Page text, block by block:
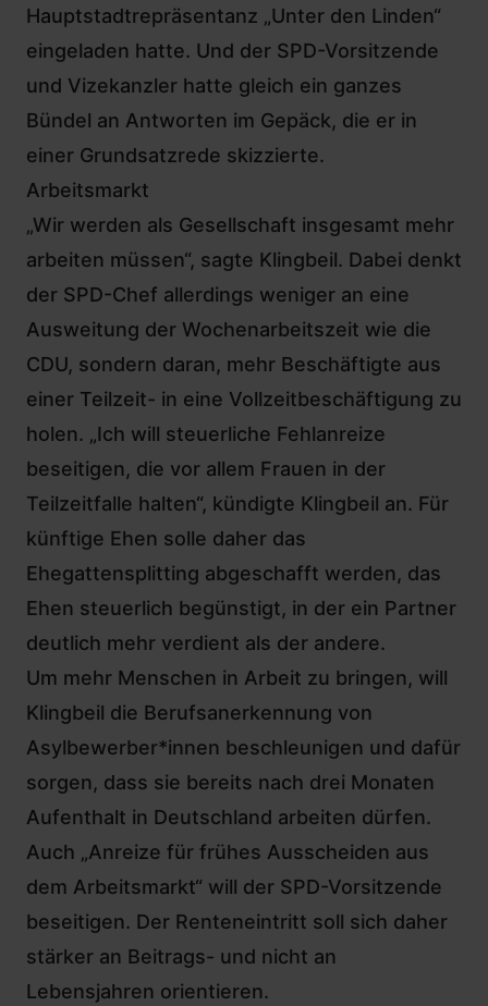
Hauptstadtrepräsentanz „Unter den Linden“
eingeladen hatte. Und der SPD-Vorsitzende
und Vizekanzler hatte gleich ein ganzes
Bündel an Antworten im Gepäck, die er in
einer Grundsatzrede skizzierte.
Arbeitsmarkt
„Wir werden als Gesellschaft insgesamt mehr
arbeiten müssen“, sagte Klingbeil. Dabei denkt
der SPD-Chef allerdings weniger an eine
Ausweitung der Wochenarbeitszeit wie die
CDU, sondern daran, mehr Beschäftigte aus
einer Teilzeit- in eine Vollzeitbeschäftigung zu
holen. „Ich will steuerliche Fehlanreize
beseitigen, die vor allem Frauen in der
Teilzeitfalle halten“, kündigte Klingbeil an. Für
künftige Ehen solle daher das
Ehegattensplitting abgeschafft werden, das
Ehen steuerlich begünstigt, in der ein Partner
deutlich mehr verdient als der andere.
Um mehr Menschen in Arbeit zu bringen, will
Klingbeil die Berufsanerkennung von
Asylbewerber*innen beschleunigen und dafür
sorgen, dass sie bereits nach drei Monaten
Aufenthalt in Deutschland arbeiten dürfen.
Auch „Anreize für frühes Ausscheiden aus
dem Arbeitsmarkt“ will der SPD-Vorsitzende
beseitigen. Der Renteneintritt soll sich daher
stärker an Beitrags- und nicht an
Lebensjahren orientieren.